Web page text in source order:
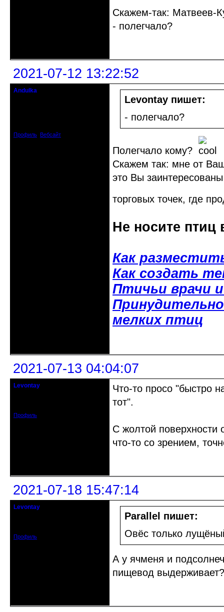
Скажем-так: Матвеев-
- полегчало?
2021-07-12 13:22:52
Andulka
Профиль Вебсайт
Levontay пишет:
- полегчало?
Полегчало кому?
Скажем так: мне от
это Вы
торговых точек, где
Не носите птиц
Как
Как создать
Птичьи врачи
мелких птиц
2021-07-13 04:04:07
Levontay
Профиль
Что-то просо "быстро
тот".
С жолтой поверхности
что-то со зрением,
2021-07-18 15:47:14
Levontay
Профиль
Parallel пишет:
Овёс только
А у ячменя и
пищевод